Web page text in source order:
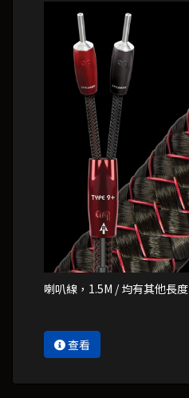
喇叭線，1.5M / 均有其他長度
查看